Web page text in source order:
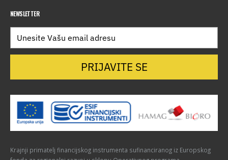
NEWSLETTER
PRIJAVITE SE
Krajnji primatelj financijskog instrumenta sufinanciranog iz Europskog